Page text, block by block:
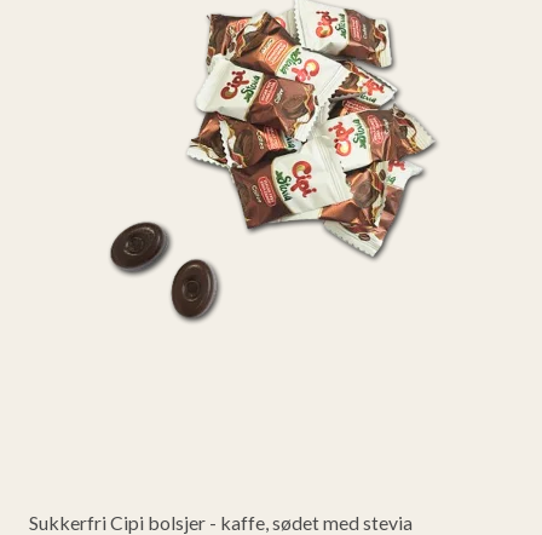
Sukkerfri Cipi bolsjer - kaffe, sødet med stevia